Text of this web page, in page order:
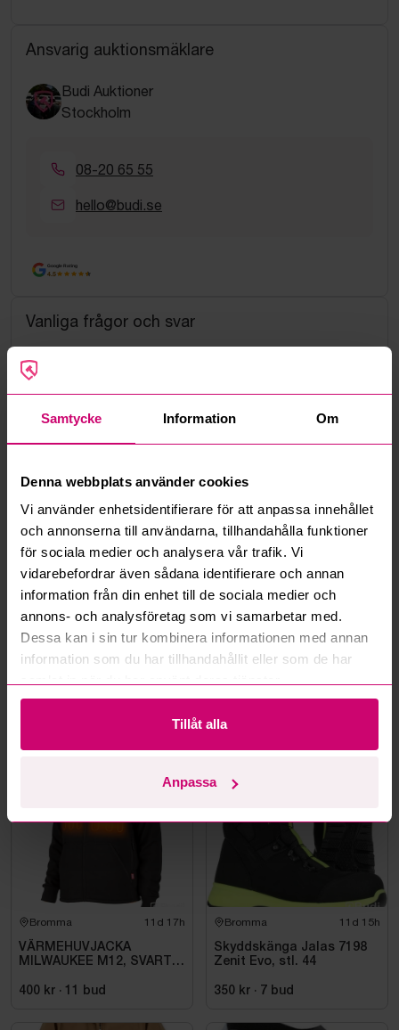
Samtycke Information Om
Denna webbplats använder cookies
Vi använder enhetsidentifierare för att anpassa innehållet
och annonserna till användarna, tillhandahålla funktioner
för sociala medier och analysera vår trafik. Vi
vidarebefordrar även sådana identifierare och annan
information från din enhet till de sociala medier och
annons- och analysföretag som vi samarbetar med.
Dessa kan i sin tur kombinera informationen med annan
information som du har tillhandahållit eller som de har
Tillåt alla
Anpassa
Ansvarig auktionsmäklare
Budi Auktioner
Stockholm
08-20 65 55
hello@budi.se
Google Rating
4.5
Vanliga frågor och svar
Vad är ett reservationspris?
Kan jag ångra ett bud?
Kan ni frakta mina vunna objekt?
Mer från samma kategori
Bromma 11d 17h
VÄRMEHUVJACKA
MILWAUKEE M12, SVART
400 kr · 11 bud
Bromma 11d 15h
Skyddskänga Jalas 7198
Zenit Evo, stl. 44
350 kr · 7 bud